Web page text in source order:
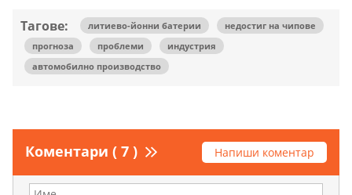
Тагове: литиево-йонни батерии
недостиг на чипове
прогноза
проблеми
индустрия
автомобилно производство
Коментари ( 7 ) Напиши коментар